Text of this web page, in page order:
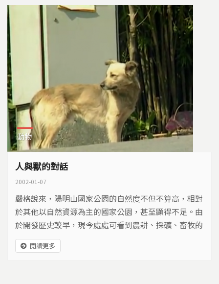
動物
人與獸的對話
2002-01-07
嚴格說來，陽明山國家公園的自然度不但不算高，相對
於其他以自然資源為主的國家公園，甚至顯得不足。由
於開發歷史較早，現今處處可看到農耕、採礦、畜牧的
痕跡；又因為鄰近都會區，放生行為、遊客的壓力，甚
至據地為王的流浪狗都是生活在陽明山的生物們的一大
閱讀更多